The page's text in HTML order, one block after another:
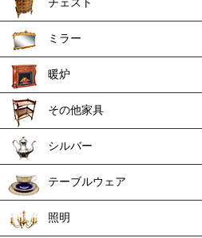
ミラー
暖炉
その他家具
シルバー
テーブルウェア
照明